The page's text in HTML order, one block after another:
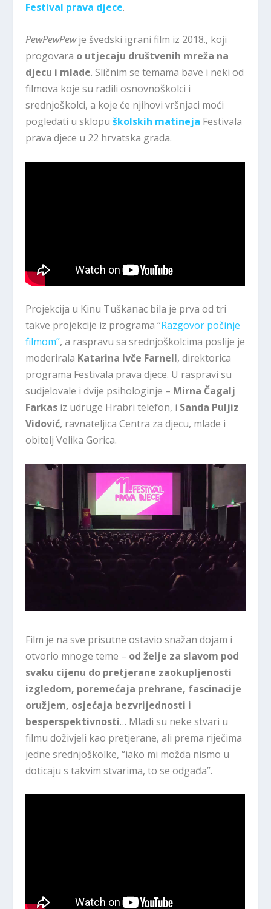
Festival prava djece.
PewPewPewje švedski igrani film iz 2018., koji
progovara o utjecaju društvenih mreža na
djecu i mlade. Sličnim se temama bave i neki od
filmova koje su radili osnovnoškolci i
srednjoškolci, a koje će njihovi vršnjaci moći
pogledati u sklopuškolskih matineja Festivala
prava djece u 22 hrvatska grada.
Projekcija u Kinu Tuškanac bila je prva od tri
takve projekcije iz programa “Razgovor počinje
filmom”, a raspravu sa srednjoškolcima poslije je
moderirala Katarina Ivče Farnell, direktorica
programa Festivala prava djece. U raspravi su
sudjelovale i dvije psihologinje – Mirna Čagalj
Farkas iz udruge Hrabri telefon, i Sanda Puljiz
Vidović, ravnateljica Centra za djecu, mlade i
obitelj Velika Gorica.
Film je na sve prisutne ostavio snažan dojam i
otvorio mnoge teme – od želje za slavom pod
svaku cijenu do pretjerane zaokupljenosti
izgledom, poremećaja prehrane, fascinacije
oružjem, osjećaja bezvrijednosti i
besperspektivnosti… Mladi su neke stvari u
filmu doživjeli kao pretjerane, ali prema riječima
jedne srednjoškolke, “iako mi možda nismo u
doticaju s takvim stvarima, to se odgađa”.